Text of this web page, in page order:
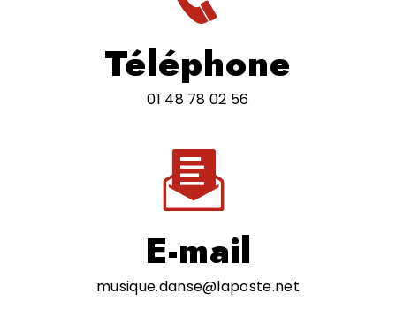
Téléphone
01 48 78 02 56
E-mail
musique.danse@laposte.net